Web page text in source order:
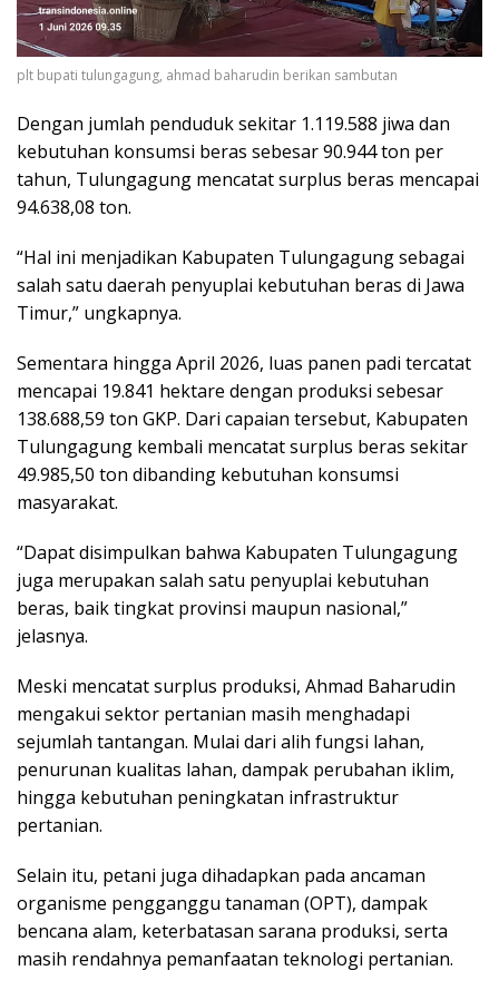
plt bupati tulungagung, ahmad baharudin berikan sambutan
Dengan jumlah penduduk sekitar 1.119.588 jiwa dan
kebutuhan konsumsi beras sebesar 90.944 ton per
tahun, Tulungagung mencatat surplus beras mencapai
94.638,08 ton.
“Hal ini menjadikan Kabupaten Tulungagung sebagai
salah satu daerah penyuplai kebutuhan beras di Jawa
Timur,” ungkapnya.
Sementara hingga April 2026, luas panen padi tercatat
mencapai 19.841 hektare dengan produksi sebesar
138.688,59 ton GKP. Dari capaian tersebut, Kabupaten
Tulungagung kembali mencatat surplus beras sekitar
49.985,50 ton dibanding kebutuhan konsumsi
masyarakat.
“Dapat disimpulkan bahwa Kabupaten Tulungagung
juga merupakan salah satu penyuplai kebutuhan
beras, baik tingkat provinsi maupun nasional,”
jelasnya.
Meski mencatat surplus produksi, Ahmad Baharudin
mengakui sektor pertanian masih menghadapi
sejumlah tantangan. Mulai dari alih fungsi lahan,
penurunan kualitas lahan, dampak perubahan iklim,
hingga kebutuhan peningkatan infrastruktur
pertanian.
Selain itu, petani juga dihadapkan pada ancaman
organisme pengganggu tanaman (OPT), dampak
bencana alam, keterbatasan sarana produksi, serta
masih rendahnya pemanfaatan teknologi pertanian.